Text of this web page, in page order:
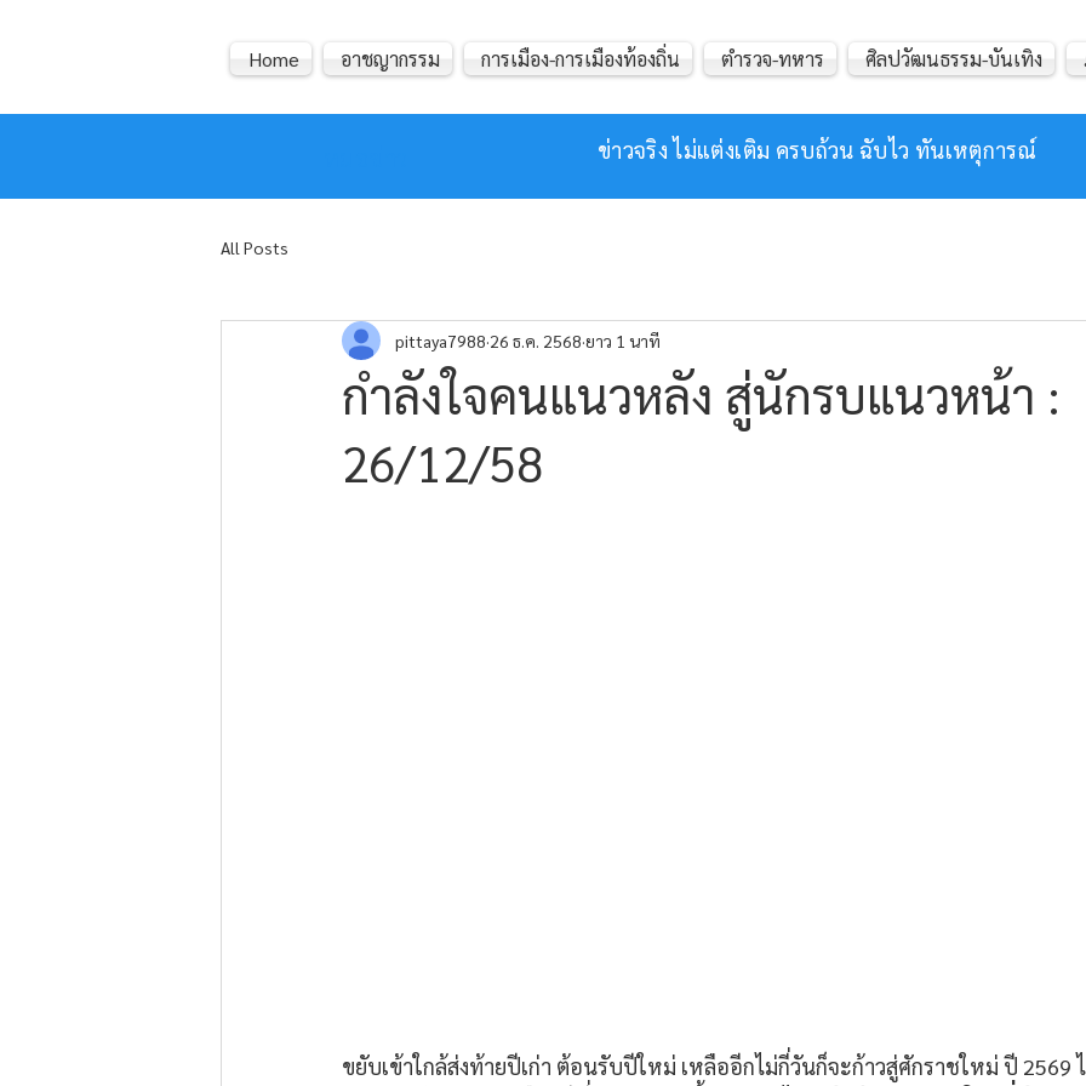
ข่าวจริง ไม่แต่งเติม ครบถ้วน ฉับไว ทันเหตุการณ์
Home อาชญากรรม การเมือง-การเมืองท้องถิ่น ตำรวจ-ทหาร ศิลปวัฒนธรรม-บันเทิง
All Posts
กำลังใจคนแนวหลัง สู่นักรบแนวหน้า :
26/12/58
pittaya7988 26 ธ.ค. 2568 ยาว 1 นาที
ขยับเข้าใกล้ส่งท้ายปีเก่า ต้อนรับปีใหม่ เหลืออีกไม่กี่วันก็จะก้าวสู่ศักราชใหม่ ปี 2569